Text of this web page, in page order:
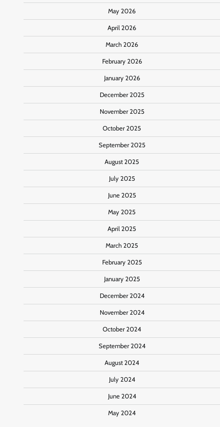
May 2026
April 2026
March 2026
February 2026
January 2026
December 2025
November 2025
October 2025
September 2025
August 2025
July 2025
June 2025
May 2025
April 2025
March 2025
February 2025
January 2025
December 2024
November 2024
October 2024
September 2024
August 2024
July 2024
June 2024
May 2024